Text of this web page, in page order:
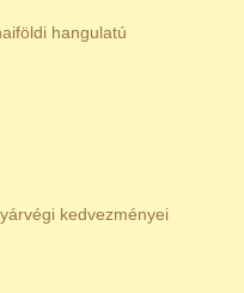
hangulatú
kedvezményei